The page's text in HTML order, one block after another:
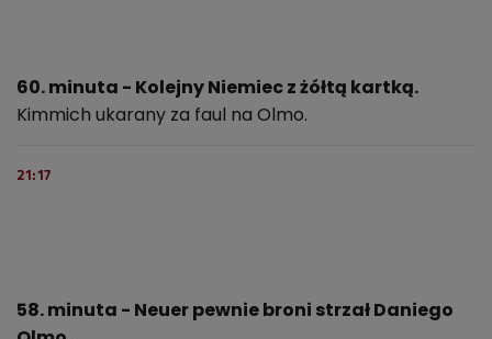
60. minuta - Kolejny Niemiec z żółtą kartką.
Kimmich ukarany za faul na Olmo.
21:17
58. minuta - Neuer pewnie broni strzał Daniego